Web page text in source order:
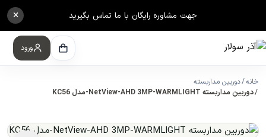
جهت مشاوره رایگان با ما تماس بگیرید ×
ورود
خانه دوربین مداربسته
دوربین مداربسته NetView-AHD 3MP-WARMLIGHT-مدل KC56